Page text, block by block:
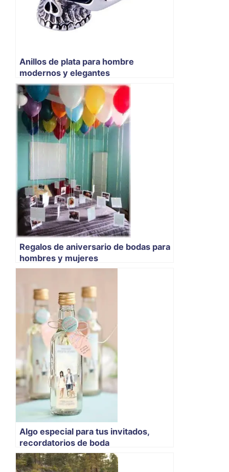
Anillos de plata para hombre
modernos y elegantes
Regalos de aniversario de bodas para
hombres y mujeres
Algo especial para tus invitados,
recordatorios de boda